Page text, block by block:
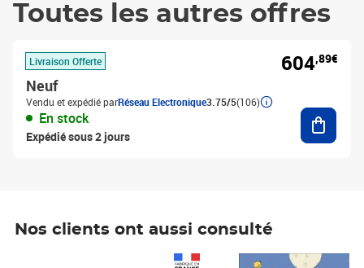
Toutes les autres offres
Livraison Offerte
Neuf
Vendu et expédié parRéseau Electronique3.75/5(106)
En stock
Expédié sous 2 jours
604,89€
Nos clients ont aussi consulté
Prix 7,50€